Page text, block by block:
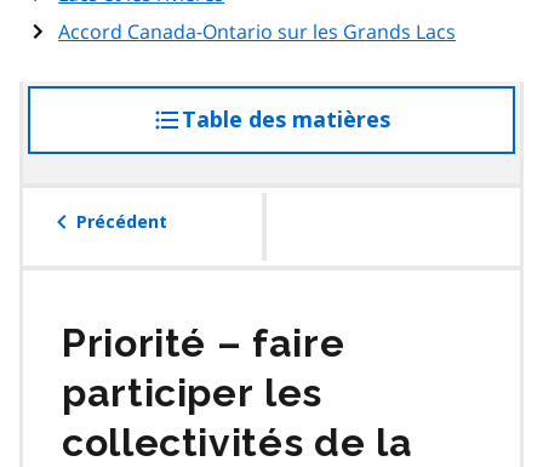
Accord Canada-Ontario sur les Grands Lacs
Table des matières
à
Précédent
Priorité – faire
participer les
collectivités de la